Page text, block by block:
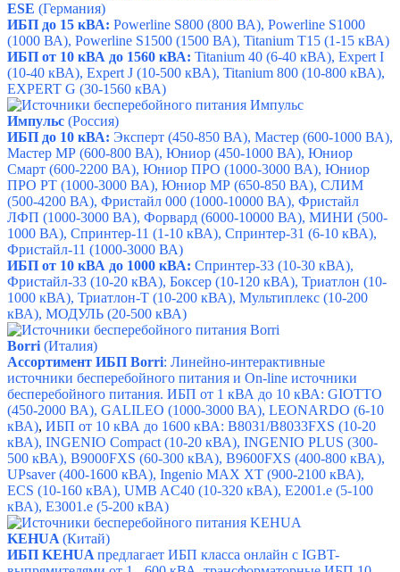
ESE (Германия)
ИБП до 15 кВА: Powerline S800 (800 ВА), Powerline S1000
(1000 ВА), Powerline S1500 (1500 ВА), Titanium T15 (1-15 кВА)
ИБП от 10 кВА до 1560 кВА: Titanium 40 (6-40 кВА), Expert I
(10-40 кВА), Expert J (10-500 кВА), Titanium 800 (10-800 кВА),
EXPERT G (30-1560 кВА)
Импульс (Россия)
ИБП до 10 кВА: Эксперт (450-850 ВА), Мастер (600-1000 ВА),
Мастер МР (600-800 ВА), Юниор (450-1000 ВА), Юниор
Смарт (600-2200 ВА), Юниор ПРО (1000-3000 ВА), Юниор
ПРО РТ (1000-3000 ВА), Юниор МР (650-850 ВА), СЛИМ
(500-4200 ВА), Фристайл 000 (1000-10000 ВА), Фристайл
ЛФП (1000-3000 ВА), Форвард (6000-10000 ВА), МИНИ (500-
1000 ВА), Спринтер-11 (1-10 кВА), Спринтер-31 (6-10 кВА),
Фристайл-11 (1000-3000 ВА)
ИБП от 10 кВА до 1000 кВА: Спринтер-33 (10-30 кВА),
Фристайл-33 (10-20 кВА), Боксер (10-120 кВА), Триатлон (10-
1000 кВА), Триатлон-Т (10-200 кВА), Мультиплекс (10-200
кВА), МОДУЛЬ (20-500 кВА)
Borri(Италия)
Ассортимент ИБП Borri: Линейно-интерактивные
источники бесперебойного питания и On-line источники
бесперебойного питания. ИБП от 1 кВА до 10 кВА: GIOTTO
(450-2000 ВА), GALILEO (1000-3000 ВА), LEONARDO (6-10
кВА), ИБП от 10 кВА до 1600 кВА: B8031/B8033FXS (10-20
кВА), INGENIO Compact (10-20 кВА), INGENIO PLUS (300-
500 кВА), B9000FXS (60-300 кВА), B9600FXS (400-800 кВА),
UPsaver (400-1600 кВА), Ingenio MAX XT (900-2100 кВА),
ECS (10-160 кВА), UMB AC40 (10-320 кВА), E2001.e (5-100
кВА), E3001.e (5-200 кВА)
KEHUA(Китай)
ИБП KEHUAпредлагает ИБП класса онлайн с IGBT-